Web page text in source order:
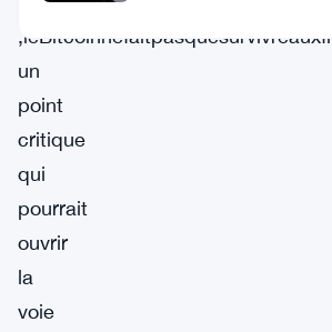
un
point
critique
qui
pourrait
ouvrir
la
voie